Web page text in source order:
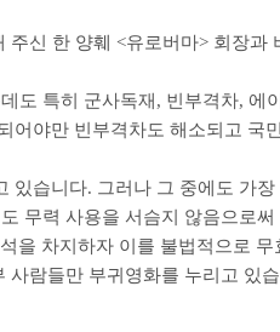
주신 한 양훼 <유로버마> 회장과
도 특히 군사독재 , 빈부격차, 에
어야만 빈부격차도 해소되고 국
있습니다. 그러나 그 중에도 가
무력 사용을 서슴지 않음으로
을 차지하자 이를 불법적으로
사람들만 부귀영화를 누리고 있